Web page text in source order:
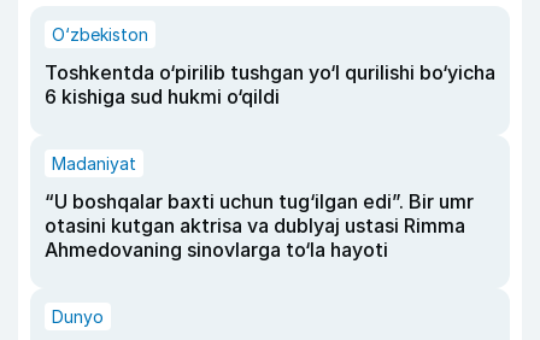
O‘zbekiston
Toshkentda o‘pirilib tushgan yo‘l qurilishi bo‘yicha
6 kishiga sud hukmi o‘qildi
Madaniyat
“U boshqalar baxti uchun tug‘ilgan edi”. Bir umr
otasini kutgan aktrisa va dublyaj ustasi Rimma
Ahmedovaning sinovlarga to‘la hayoti
Dunyo